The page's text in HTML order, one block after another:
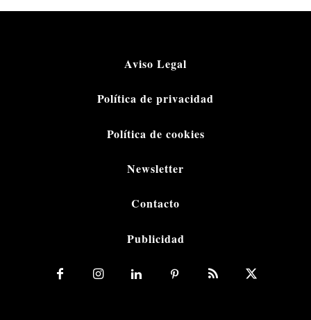
Aviso Legal
Política de privacidad
Política de cookies
Newsletter
Contacto
Publicidad